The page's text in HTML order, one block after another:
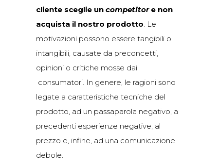
cliente sceglie un competitore non
acquista il nostro prodotto. Le
motivazioni possono essere tangibili o
intangibili, causate da preconcetti,
opinioni o critiche mosse dai
consumatori. In genere, le ragioni sono
legate a caratteristiche tecniche del
prodotto, ad un passaparola negativo, a
precedenti esperienze negative, al
prezzo e, infine, ad una comunicazione
debole.